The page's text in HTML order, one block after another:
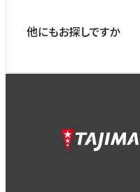
他にもお探しですか